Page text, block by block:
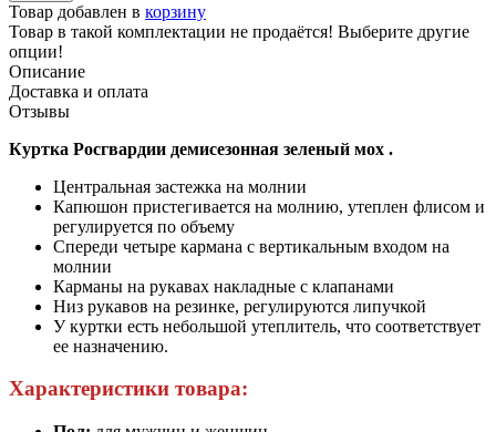
Товар добавлен в корзину
Товар в такой комплектации не продаётся! Выберите другие
опции!
Описание
Доставка и оплата
Отзывы
Куртка Росгвардии демисезонная зеленый мох .
Центральная застежка на молнии
Капюшон пристегивается на молнию, утеплен флисом и
регулируется по объему
Спереди четыре кармана с вертикальным входом на
молнии
Карманы на рукавах накладные с клапанами
Низ рукавов на резинке, регулируются липучкой
У куртки есть небольшой утеплитель, что соответствует
ее назначению.
Характеристики товара: